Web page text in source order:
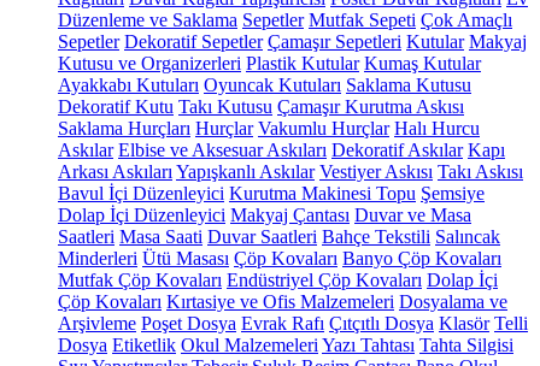
Düzenleme ve Saklama Sepetler Mutfak Sepeti Çok Amaçlı
Sepetler Dekoratif Sepetler Çamaşır Sepetleri Kutular Makyaj
Kutusu ve Organizerleri Plastik Kutular Kumaş Kutular
Ayakkabı Kutuları Oyuncak Kutuları Saklama Kutusu
Dekoratif Kutu Takı Kutusu Çamaşır Kurutma Askısı
Saklama Hurçları Hurçlar Vakumlu Hurçlar Halı Hurcu
Askılar Elbise ve Aksesuar Askıları Dekoratif Askılar Kapı
Arkası Askıları Yapışkanlı Askılar Vestiyer Askısı Takı Askısı
Bavul İçi Düzenleyici Kurutma Makinesi Topu Şemsiye
Dolap İçi Düzenleyici Makyaj Çantası Duvar ve Masa
Saatleri Masa Saati Duvar Saatleri Bahçe Tekstili Salıncak
Minderleri Ütü Masası Çöp Kovaları Banyo Çöp Kovaları
Mutfak Çöp Kovaları Endüstriyel Çöp Kovaları Dolap İçi
Çöp Kovaları Kırtasiye ve Ofis Malzemeleri Dosyalama ve
Arşivleme Poşet Dosya Evrak Rafı Çıtçıtlı Dosya Klasör Telli
Dosya Etiketlik Okul Malzemeleri Yazı Tahtası Tahta Silgisi